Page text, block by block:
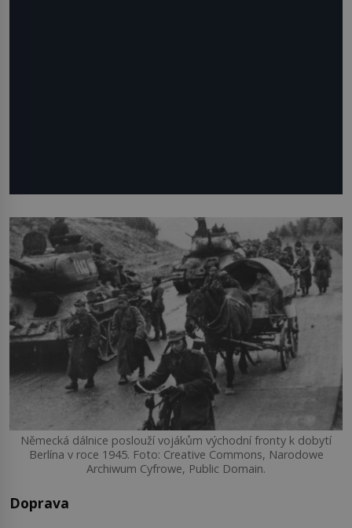
Německá dálnice poslouží vojákům východní fronty k dobytí
Berlína v roce 1945. Foto: Creative Commons, Narodowe
Archiwum Cyfrowe, Public Domain.
Doprava